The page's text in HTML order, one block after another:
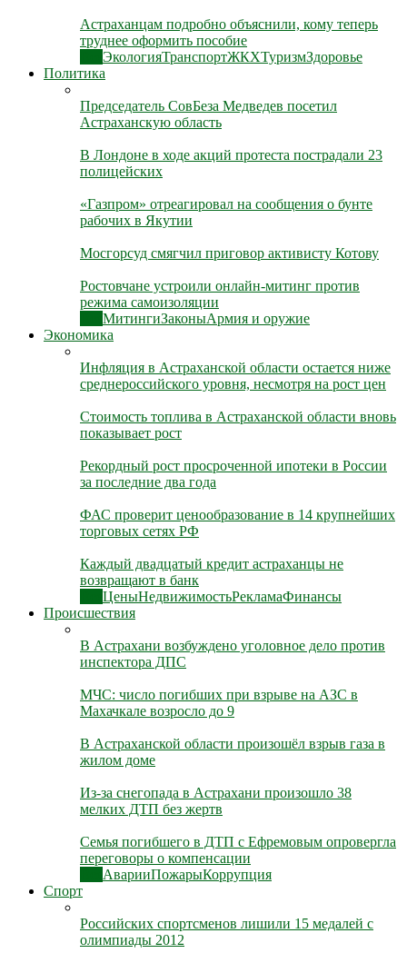
Астраханцам подробно объяснили, кому теперь
труднее оформить пособие
ЭкологияТранспортЖКХТуризмЗдоровье
Политика
Председатель СовБеза Медведев посетил
Астраханскую область
В Лондоне в ходе акций протеста пострадали 23
полицейских
«Газпром» отреагировал на сообщения о бунте
рабочих в Якутии
Мосгорсуд смягчил приговор активисту Котову
Ростовчане устроили онлайн-митинг против
режима самоизоляции
МитингиЗаконыАрмия и оружие
Экономика
Инфляция в Астраханской области остается ниже
среднероссийского уровня, несмотря на рост цен
Стоимость топлива в Астраханской области вновь
показывает рост
Рекордный рост просроченной ипотеки в России
за последние два года
ФАС проверит ценообразование в 14 крупнейших
торговых сетях РФ
Каждый двадцатый кредит астраханцы не
возвращают в банк
ЦеныНедвижимостьРекламаФинансы
Происшествия
В Астрахани возбуждено уголовное дело против
инспектора ДПС
МЧС: число погибших при взрыве на АЗС в
Махачкале возросло до 9
В Астраханской области произошёл взрыв газа в
жилом доме
Из-за снегопада в Астрахани произошло 38
мелких ДТП без жертв
Семья погибшего в ДТП с Ефремовым опровергла
переговоры о компенсации
АварииПожарыКоррупция
Спорт
Российских спортсменов лишили 15 медалей с
олимпиады 2012